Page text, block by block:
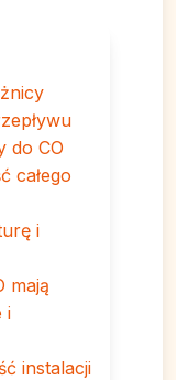
do CO
całego
i
mają
i
instalacji